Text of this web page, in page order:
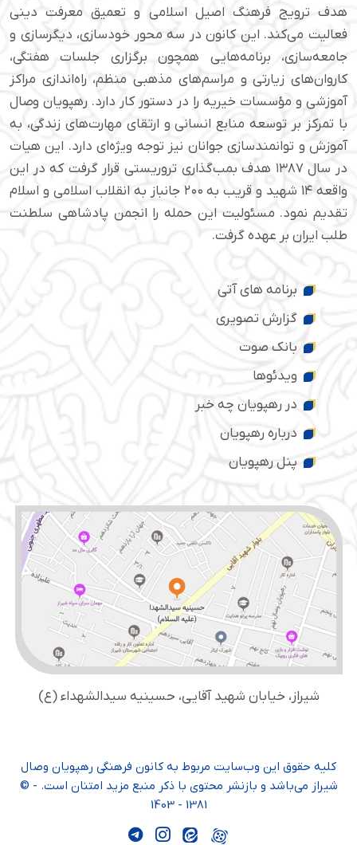
هدف ترویج فرهنگ اصیل اسلامی و تعمیق معرفت دینی
فعالیت می‌کند. این کانون در سه محور خودسازی، دیگرسازی و
جامعه‌سازی، برنامه‌هایی همچون برگزاری جلسات هفتگی،
کاروان‌های زیارتی و مراسم‌های مذهبی منظم، راه‌اندازی مراکز
آموزشی و مؤسسات خیریه را در دستور کار دارد. رهپویان وصال
با تمرکز بر توسعه منابع انسانی و ارتقای مهارت‌های زندگی، به
آموزش و توانمندسازی جوانان نیز توجه ویژه‌ای دارد. این هیات
در سال ۱۳۸۷ هدف بمب‌گذاری تروریستی قرار گرفت که در این
واقعه ۱۴ شهید و قریب به ۲۰۰ جانباز به انقلاب اسلامی و اسلام
تقدیم نمود. مسئولیت این حمله را انجمن پادشاهی سلطنت
طلب ایران بر عهده گرفت.
برنامه های آتی
گزارش تصویری
بانک صوت
ویدئوها
در رهپویان چه خبر
درباره رهپویان
پنل رهپویان
شیراز، خیابان شهید آقایی، حسینیه سید‌الشهداء (ع)
کلیه حقوق این وب‌سایت مربوط به کانون فرهنگی رهپویان وصال
شیراز می‌باشد و بازنشر محتوی با ذکر منبع مزید امتنان است. - ©
1381 - 1403